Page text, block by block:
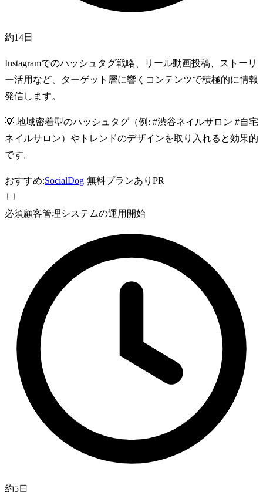
約14日
Instagramでのハッシュタグ戦略、リール動画投稿、ストーリ
ー活用など、ターゲット層に響くコンテンツで積極的に情報
発信します。
💡 地域密着型のハッシュタグ（例: #渋谷ネイルサロン #自宅
ネイルサロン）やトレンドのデザインを取り入れると効果的
です。
おすすめ:SocialDog 無料プランあり PR
必須顧客管理システムの運用開始
約5日